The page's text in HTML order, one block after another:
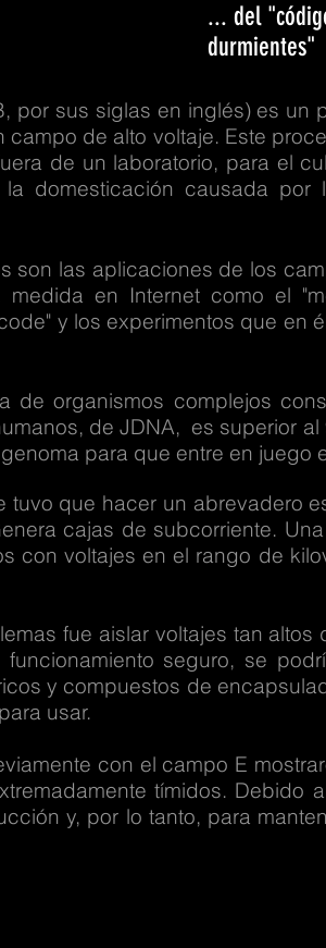
... del
durmientes"
por sus siglas en inglés) es
de alto voltaje. Este
de un laboratorio, para el
la domesticación causada
son las aplicaciones de los
en Internet como el
y los experimentos que
de organismos complejos
de JDNA, es superior
para que entre en juego
tuvo que hacer un abrevadero
cajas de subcorriente.
con voltajes en el rango de
fue aislar voltajes tan
seguro, se
y compuestos de
usar.
con el campo E
tímidos. Debido
y, por lo tanto, para